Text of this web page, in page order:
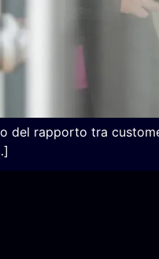
del rapporto tra